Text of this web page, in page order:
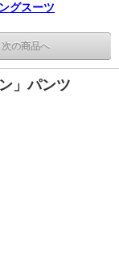
グスーツ
次の商品へ
」パンツ